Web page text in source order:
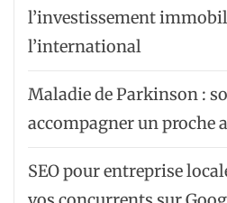
l’investissement
l’international
Maladie de Parkinson :
accompagner un proche
SEO pour entreprise